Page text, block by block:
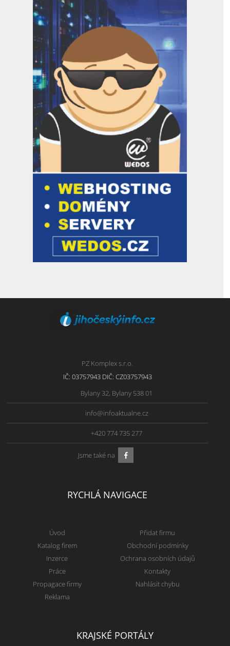
PZ Komplex s.r.o.
IČ: 03757943 DIČ: CZ03757943
Bylany 32, Bylany 538 01
info@infoaktualne.cz
+420 774 735 277
Jsme také na
RYCHLÁ NAVIGACE
Úvod
Katalog firem
Inzerce
Práce
Propagace firmy
Reklama
Přidat firmu
Obchodní podmínky
Ochrana osobních údajů
Kontakty
Nahlásit chybu
KRAJSKÉ PORTÁLY